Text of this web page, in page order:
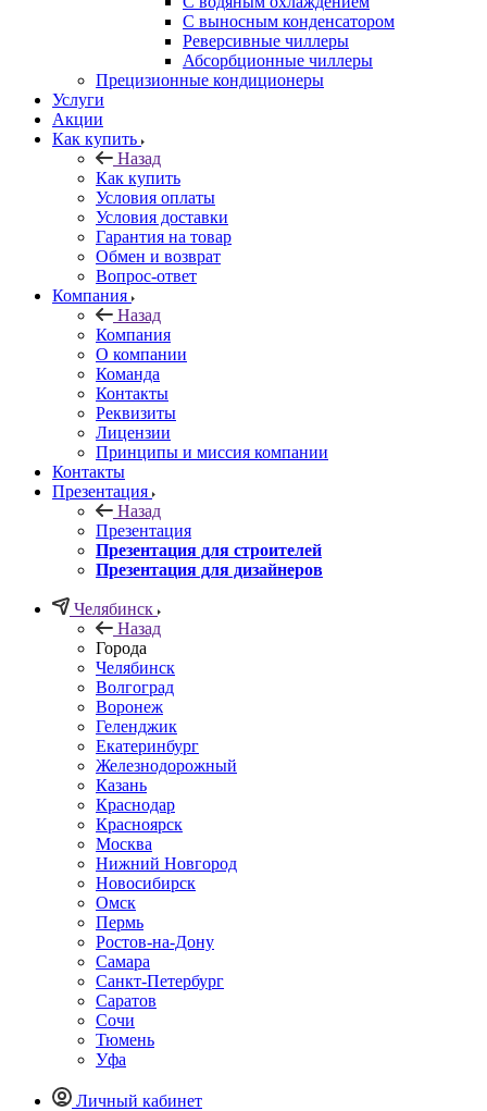
С выносным конденсатором
Реверсивные чиллеры
Абсорбционные чиллеры
Прецизионные кондиционеры
Услуги
Акции
Как купить
Назад
Как купить
Условия оплаты
Условия доставки
Гарантия на товар
Обмен и возврат
Вопрос-ответ
Компания
Назад
Компания
О компании
Команда
Контакты
Реквизиты
Лицензии
Принципы и миссия компании
Контакты
Презентация
Назад
Презентация
Презентация для строителей
Презентация для дизайнеров
Челябинск
Назад
Города
Челябинск
Волгоград
Воронеж
Геленджик
Екатеринбург
Железнодорожный
Казань
Краснодар
Красноярск
Москва
Нижний Новгород
Новосибирск
Омск
Пермь
Ростов-на-Дону
Самара
Санкт-Петербург
Саратов
Сочи
Тюмень
Уфа
Личный кабинет